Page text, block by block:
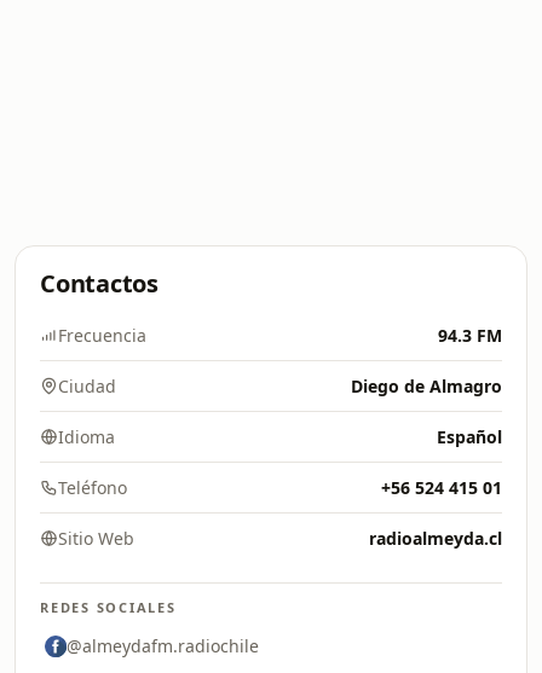
Contactos
Frecuencia 94.3 FM
Ciudad Diego de Almagro
Idioma Español
Teléfono +56 524 415 01
Sitio Web radioalmeyda.cl
REDES SOCIALES
@almeydafm.radiochile